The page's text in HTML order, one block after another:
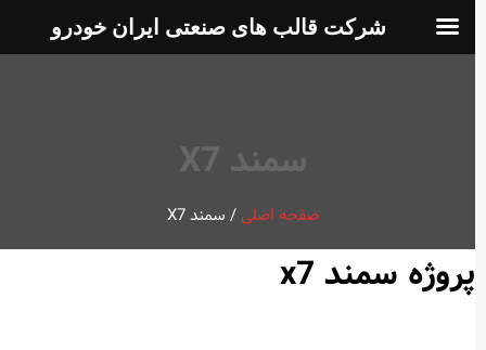
سمند X7
صفحه اصلی/سمند X7
پروژه سمند x7
شرکت قالب های صنعتی ایران خودرو